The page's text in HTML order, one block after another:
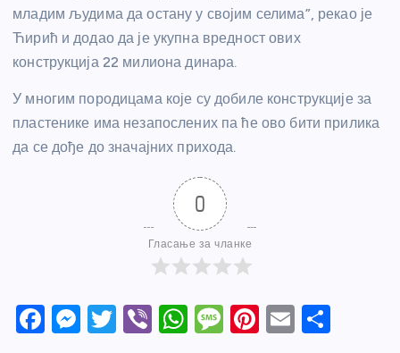
младим људима да остану у својим селима”, рекао је
Ћирић и додао да је укупна вредност ових
конструкција 22 милиона динара.
У многим породицама које су добиле конструкције за
пластенике има незапослених па ће ово бити прилика
да се дође до значајних прихода.
0
Гласање за чланке
F
M
T
Vi W M
Pi
E